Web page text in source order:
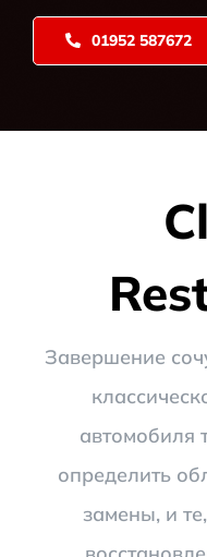
01952 587672
Завершение
автомобиля
определить
замены, и